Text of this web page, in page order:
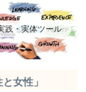
践・実体ツール
女性」